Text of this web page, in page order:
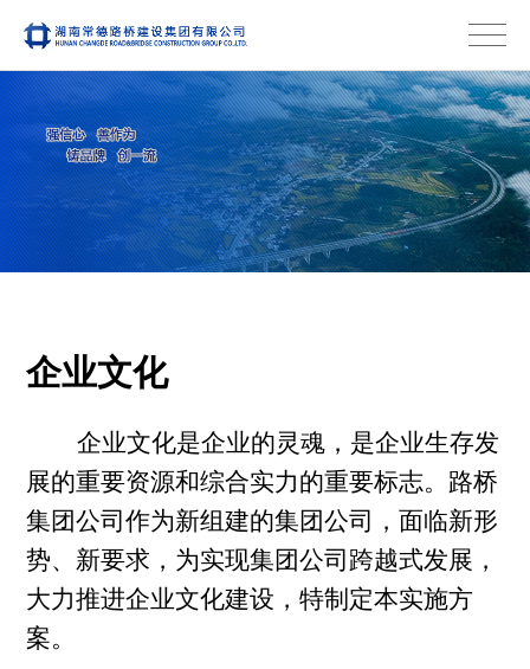
企业文化
企业文化是企业的灵魂，是企业生存发
展的重要资源和综合实力的重要标志。路桥
集团公司作为新组建的集团公司，面临新形
势、新要求，为实现集团公司跨越式发展，
大力推进企业文化建设，特制定本实施方
案。